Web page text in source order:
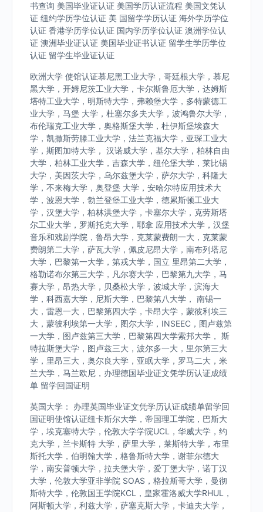
书查询 美国毕业证认证 美国学历认证流程 美国文凭认
证 纽约学历学位认证 美 国留学学历认证 海外学历学位
认证 香港学历学位认证 国内学历学位认证 澳洲学位认
证 澳洲毕业证认证 美国毕业证书认证 留学生学历学位
认证 留学生毕业证认证
欧洲大学 使馆认证慕尼黑工业大学，哥廷根大学，慕尼
黑大学，开姆尼茨工业大学，卡尔斯鲁厄大学，达姆斯
塔特工业大学，明斯特大学，弗赖堡大学，多特蒙德工
业大学，马堡 大学，杜塞尔多夫大学，波鸿鲁尔大学，
布伦瑞克工业大学，奥格斯堡大学，杜伊斯堡埃森大
学，凯撒斯劳滕工业大学，法兰克福大学，亚琛工业大
学，斯图加特大学， 汉诺威大学，基尔大学，柏林自由
大学，柏林工业大学，吉森大学，纽伦堡大学，莱比锡
大学，美因茨大学，乌尔兹堡大学，萨尔大学，科隆大
学，不来梅大学，奥登堡 大学，安哈尔特应用技术大
学，波恩大学，勃兰登堡工业大学，德累斯顿工业大
学，汉堡大学，柏林洪堡大学，卡塞尔大学，克劳斯塔
尔工业大学，罗斯托克大学，耶拿 应用技术大学，汉堡
音乐和戏剧学院，鲁昂大学，克莱蒙费朗一大，克莱蒙
费朗第二大学，萨瓦大学，佩皮尼昂大学，南布列塔尼
大学，巴黎第一大学，第戎大学，国立 里昂第二大学，
格勒诺布尔第三大学，凡尔赛大学，巴黎第九大学，马
赛大学，昂热大学，贝桑松大学，波城大学，滨海大
学，科西嘉大学，尼斯大学，巴黎第八大学， 南锡一
大，雷恩一大，巴黎第四大学，卡昂大学，蒙彼利埃三
大，蒙彼利埃第一大学，图尔大学，INSEEC，图卢兹第
一大学，图卢兹第三大学，巴黎第四大学索邦大学， 斯
特拉斯堡大学，图卢兹三大，波尔多一大，里尔第三大
学，里昂三大，奥尔良大学，亚眠大学，罗马二大，米
兰大学，马兰欧尼，办理德国毕业证文凭学历认证成绩
单 留学回国证明
英国大学： 办理英国毕业证文凭学历认证成绩单留学回
国证明使馆认证纽卡斯尔大学，帝国理工学院，巴斯大
学，埃克塞特大学，伦敦大学学院UCL，华威大学，约
克大学，兰卡斯特 大学，萨里大学，莱斯特大学，布里
斯托大学，伯明翰大学，格鲁斯特大学，谢菲尔德大
学，南安普顿大学，拉夫堡大学，爱丁堡大学，诺丁汉
大学，伦敦大学亚非学院 SOAS，格拉斯哥大学，曼彻
斯特大学，伦敦国王学院KCL，皇家霍洛威大学RHUL，
阿斯顿大学，利兹大学，萨塞克斯大学，卡迪夫大学，